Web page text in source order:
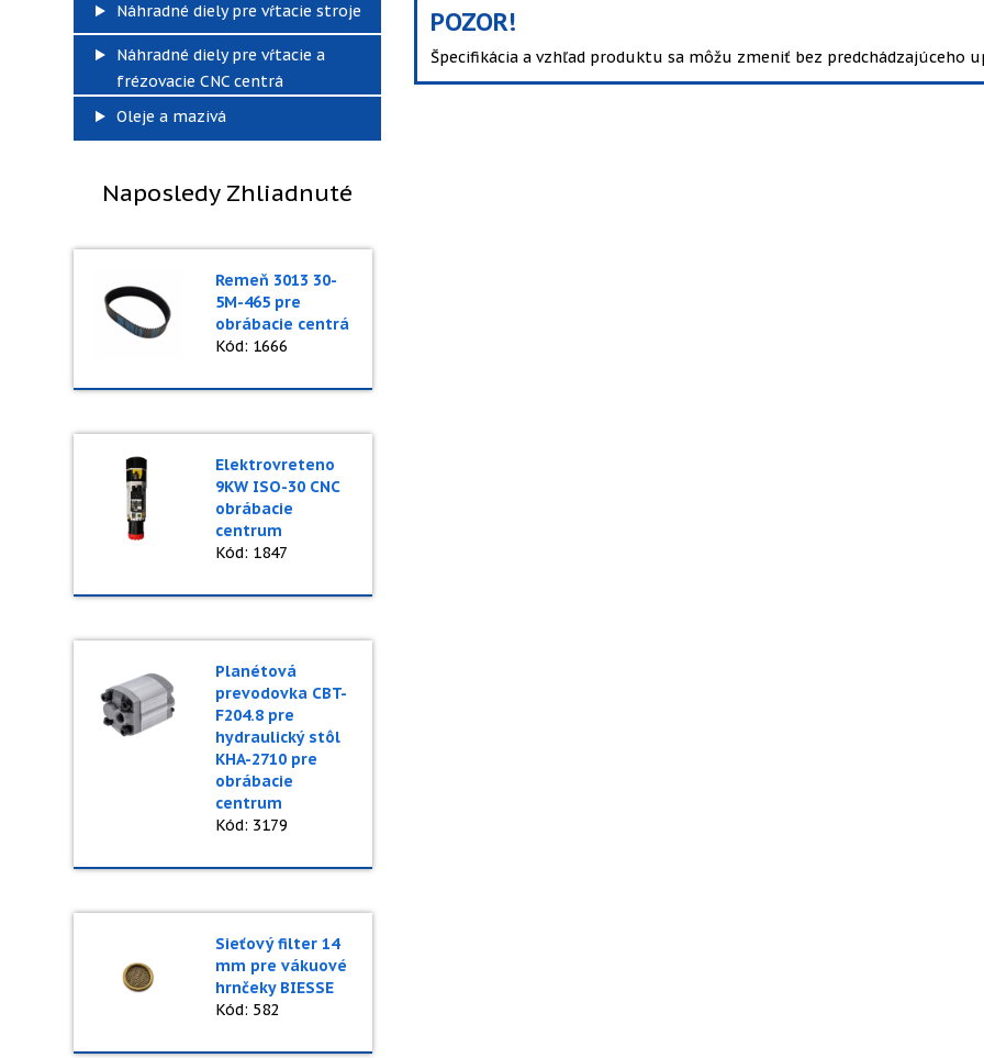
Náhradné diely pre vŕtacie stroje
Náhradné diely pre vŕtacie a
frézovacie CNC centrá
Oleje a mazivá
Naposledy Zhliadnuté
Remeň 3013 30-
5M-465 pre
obrábacie centrá
Kód: 1666
Elektrovreteno
9KW ISO-30 CNC
obrábacie
centrum
Kód: 1847
Planétová
prevodovka CBT-
F204.8 pre
hydraulický stôl
KHA-2710 pre
obrábacie
centrum
Kód: 3179
Sieťový filter 14
mm pre vákuové
hrnčeky BIESSE
Kód: 582
POZOR!
Špecifikácia a vzhľad produktu sa môžu zmeniť bez predchádzajúceho